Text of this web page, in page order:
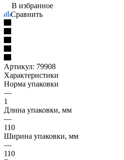
В избранное
Сравнить
Артикул: 79908
Характеристики
Норма упаковки
—
1
Длина упаковки, мм
—
110
Ширина упаковки, мм
—
110